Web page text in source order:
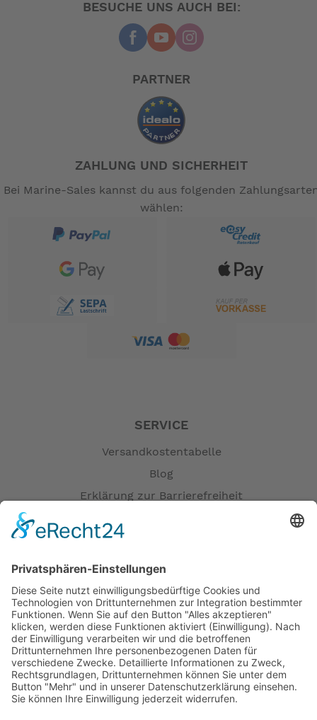
BESUCHE UNS AUCH BEI:
PARTNER
ZAHLUNG UND SICHERHEIT
Bei Marine-Sales kannst du aus folgenden
wählen:
SERVICE
Versandkostentabelle
Blog
Erklärung zur Barrierefreiheit
Verfügbarkeiten
Zahlung und Versand
Datenschutz
Fernabsatz
Widerrufsrecht MS